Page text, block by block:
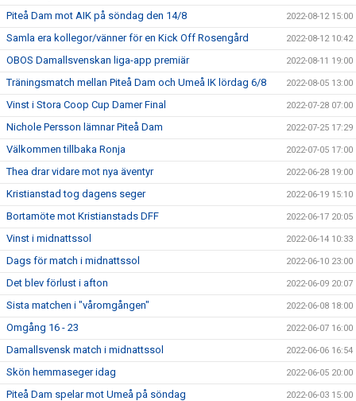
Piteå Dam mot AIK på söndag den 14/8 2022-08-12 15:00
Samla era kollegor/vänner för en Kick Off Rosengård 2022-08-12 10:42
OBOS Damallsvenskan liga-app premiär 2022-08-11 19:00
Träningsmatch mellan Piteå Dam och Umeå IK lördag 6/8 2022-08-05 13:00
Vinst i Stora Coop Cup Damer Final 2022-07-28 07:00
Nichole Persson lämnar Piteå Dam 2022-07-25 17:29
Välkommen tillbaka Ronja 2022-07-05 17:00
Thea drar vidare mot nya äventyr 2022-06-28 19:00
Kristianstad tog dagens seger 2022-06-19 15:10
Bortamöte mot Kristianstads DFF 2022-06-17 20:05
Vinst i midnattssol 2022-06-14 10:33
Dags för match i midnattssol 2022-06-10 23:00
Det blev förlust i afton 2022-06-09 20:07
Sista matchen i "våromgången" 2022-06-08 18:00
Omgång 16 - 23 2022-06-07 16:00
Damallsvensk match i midnattssol 2022-06-06 16:54
Skön hemmaseger idag 2022-06-05 20:00
Piteå Dam spelar mot Umeå på söndag 2022-06-03 15:00